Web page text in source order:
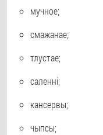
мучное;
смажанае;
тлустае;
саленні;
кансервы;
чыпсы;